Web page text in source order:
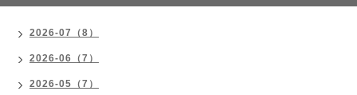
2026-07（8）
2026-06（7）
2026-05（7）